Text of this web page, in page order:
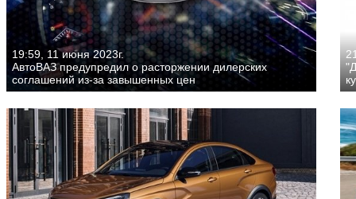
19:59, 11 июня 2023г.
АвтоВАЗ предупредил о расторжении дилерских
соглашений из-за завышенных цен